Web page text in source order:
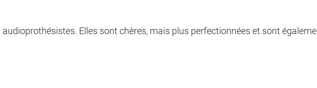
Elles sont chères, mais plus perfectionnées et sont